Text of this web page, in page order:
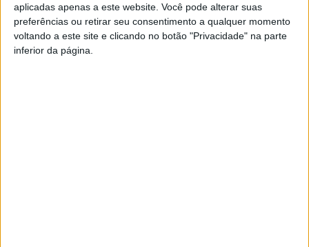
aplicadas apenas a este website. Você pode alterar suas
preferências ou retirar seu consentimento a qualquer momento
voltando a este site e clicando no botão "Privacidade" na parte
inferior da página.
Azemeis.net
27 de Dezembro de 2020, 15:04